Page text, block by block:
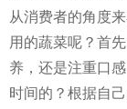
从消费者的角度
用的蔬菜呢？首
养，还是注重口
时间的？根据自